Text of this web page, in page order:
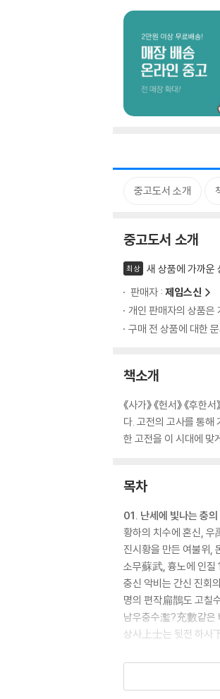
중고도서 소개
중고도서 소개
최상
새 상품에 가까운
판매자 : 제임스신
개인 판매자의 상품은
구매 전 상품에 대한
책소개
《사가》 《헌서》 《후한
다. 고전의 고사를 통해
한 고전을 이 시대에 맞
목차
01. 난세에 빛나는 충의
황하의 치수에 혼신, 우
진시황을 만든 여불위,
소무蘇武, 흉노에 인질
충신 악비는 간신 진회
명의 편작扁鵲도 고칠
남우충수濫?充數같은
상사上士는 뒷전 하사
02. 위기에 대처하는